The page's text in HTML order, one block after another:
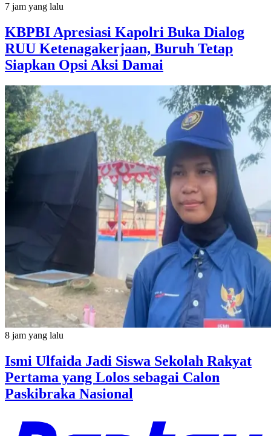
7 jam yang lalu
KBPBI Apresiasi Kapolri Buka Dialog
RUU Ketenagakerjaan, Buruh Tetap
Siapkan Opsi Aksi Damai
8 jam yang lalu
Ismi Ulfaida Jadi Siswa Sekolah Rakyat
Pertama yang Lolos sebagai Calon
Paskibraka Nasional